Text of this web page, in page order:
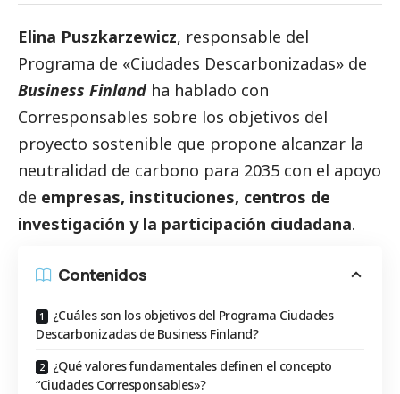
Elina Puszkarzewicz, responsable del
Programa de «Ciudades Descarbonizadas» de
Business Finland ha hablado con
Corresponsables sobre los objetivos del
proyecto sostenible que propone alcanzar la
neutralidad de carbono para 2035 con el apoyo
de empresas, instituciones, centros de
investigación y la participación ciudadana.
Contenidos
¿Cuáles son los objetivos del Programa Ciudades
Descarbonizadas de Business Finland?
¿Qué valores fundamentales definen el concepto
“Ciudades Corresponsables»?